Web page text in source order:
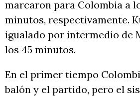
marcaron para Colombia a
minutos, respectivamente.
igualado por intermedio de
los 45 minutos.
En el primer tiempo
balón y el partido, pero el